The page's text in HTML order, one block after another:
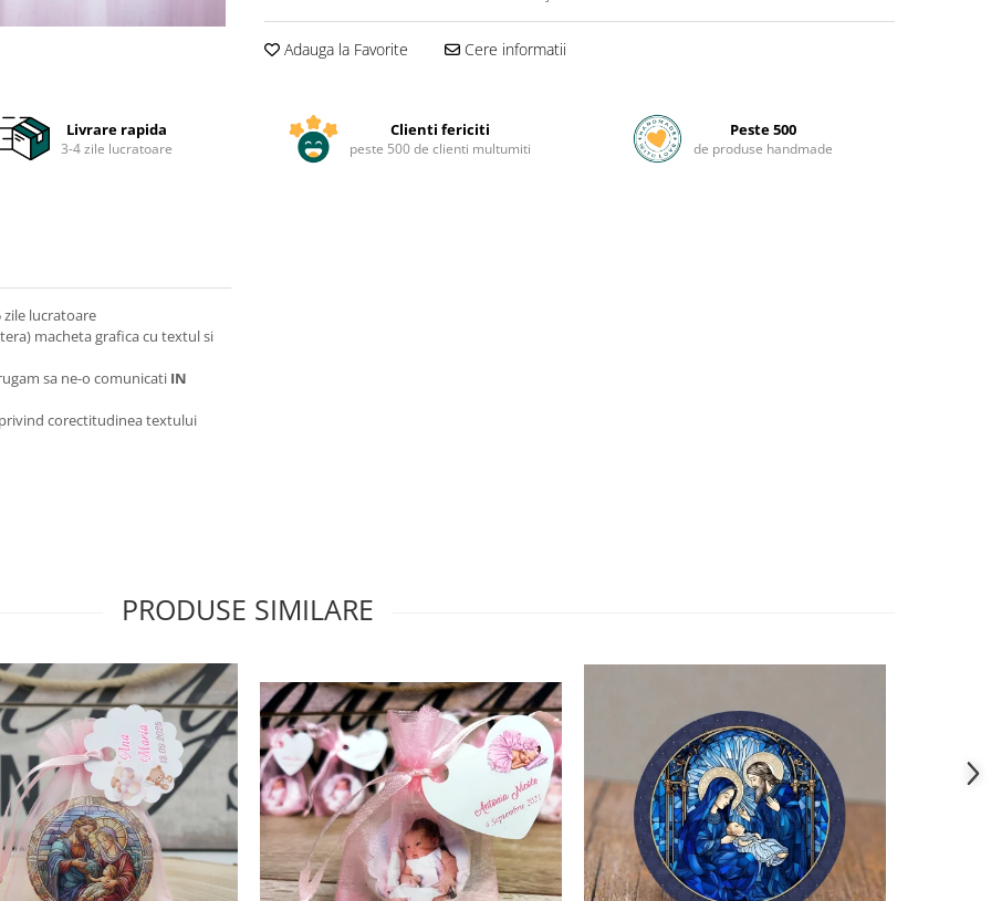
Adauga la Favorite Cere informatii
Livrare rapida
3-4 zile lucratoare
Clienti fericiti
peste 500 de clienti multumiti
Peste 500
de produse handmade
zile lucratoare
macheta grafica cu textul si
sa ne-o comunicati IN
corectitudinea textului
PRODUSE SIMILARE